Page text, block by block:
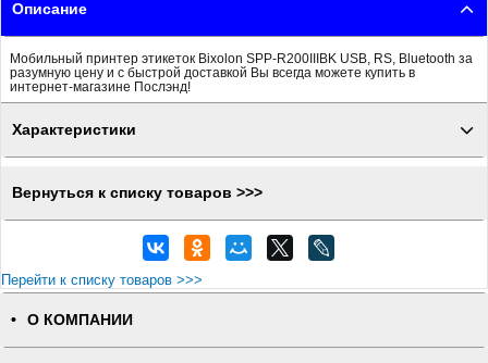
Описание
Мобильный принтер этикеток Bixolon SPP-R200IIIBK USB, RS, Bluetooth за
разумную цену и с быстрой доставкой Вы всегда можете купить в
интернет-магазине Послэнд!
Характеристики
Вернуться к списку товаров >>>
Перейти к списку товаров >>>
О КОМПАНИИ